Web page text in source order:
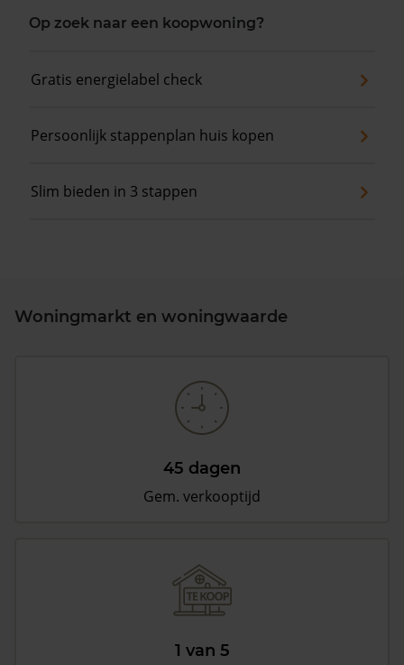
Op zoek naar een koopwoning?
Gratis energielabel check
Persoonlijk stappenplan huis kopen
Slim bieden in 3 stappen
Woningmarkt en woningwaarde
45 dagen
Gem. verkooptijd
1 van 5